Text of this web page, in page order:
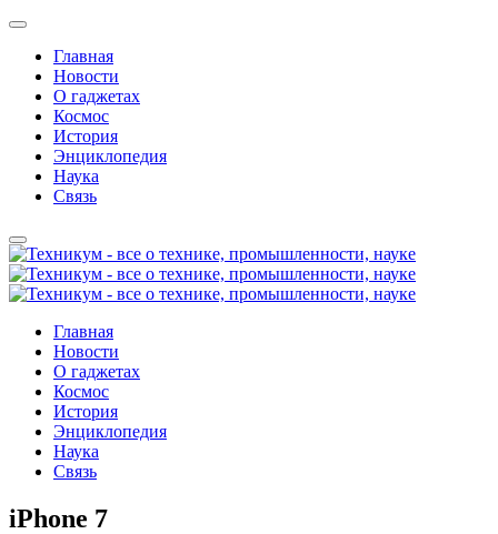
Главная
Новости
О гаджетах
Космос
История
Энциклопедия
Наука
Связь
Главная
Новости
О гаджетах
Космос
История
Энциклопедия
Наука
Связь
iPhone 7